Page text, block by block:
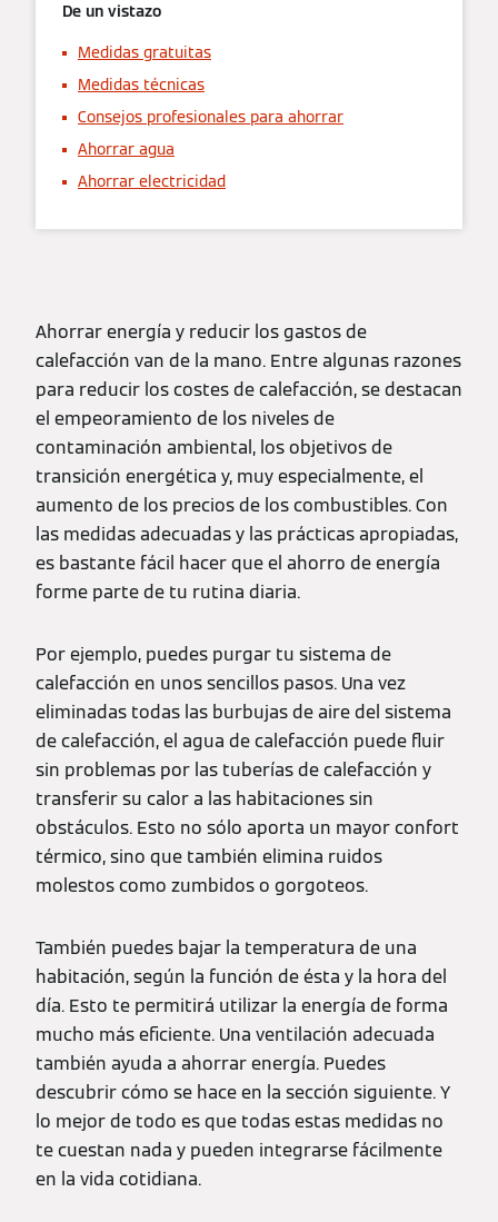
De un vistazo
Medidas gratuitas
Medidas técnicas
Consejos profesionales para ahorrar
Ahorrar agua
Ahorrar electricidad
Ahorrar energía y reducir los gastos de
calefacción van de la mano. Entre algunas razones
para reducir los costes de calefacción, se destacan
el empeoramiento de los niveles de
contaminación ambiental, los objetivos de
transición energética y, muy especialmente, el
aumento de los precios de los combustibles. Con
las medidas adecuadas y las prácticas apropiadas,
es bastante fácil hacer que el ahorro de energía
forme parte de tu rutina diaria.
Por ejemplo, puedes purgar tu sistema de
calefacción en unos sencillos pasos. Una vez
eliminadas todas las burbujas de aire del sistema
de calefacción, el agua de calefacción puede fluir
sin problemas por las tuberías de calefacción y
transferir su calor a las habitaciones sin
obstáculos. Esto no sólo aporta un mayor confort
térmico, sino que también elimina ruidos
molestos como zumbidos o gorgoteos.
También puedes bajar la temperatura de una
habitación, según la función de ésta y la hora del
día. Esto te permitirá utilizar la energía de forma
mucho más eficiente. Una ventilación adecuada
también ayuda a ahorrar energía. Puedes
descubrir cómo se hace en la sección siguiente. Y
lo mejor de todo es que todas estas medidas no
te cuestan nada y pueden integrarse fácilmente
en la vida cotidiana.